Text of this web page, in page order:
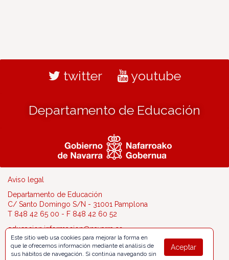
twitter youtube
Departamento de Educación
Aviso legal
Departamento de Educación
C/ Santo Domingo S/N - 31001 Pamplona
T 848 42 65 00 - F 848 42 60 52
educacion.informacion@navarra.es
Aceptar
Este sitio web usa cookies para mejorar la forma en
que le ofrecemos información mediante el análisis de
sus hábitos de navegación. Si continúa navegando sin